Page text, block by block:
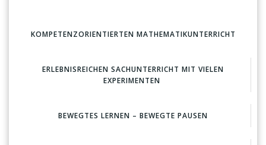
KOMPETENZORIENTIERTEN MATHEMATIKUNTERRICHT
ERLEBNISREICHEN SACHUNTERRICHT MIT VIELEN
EXPERIMENTEN
BEWEGTES LERNEN – BEWEGTE PAUSEN